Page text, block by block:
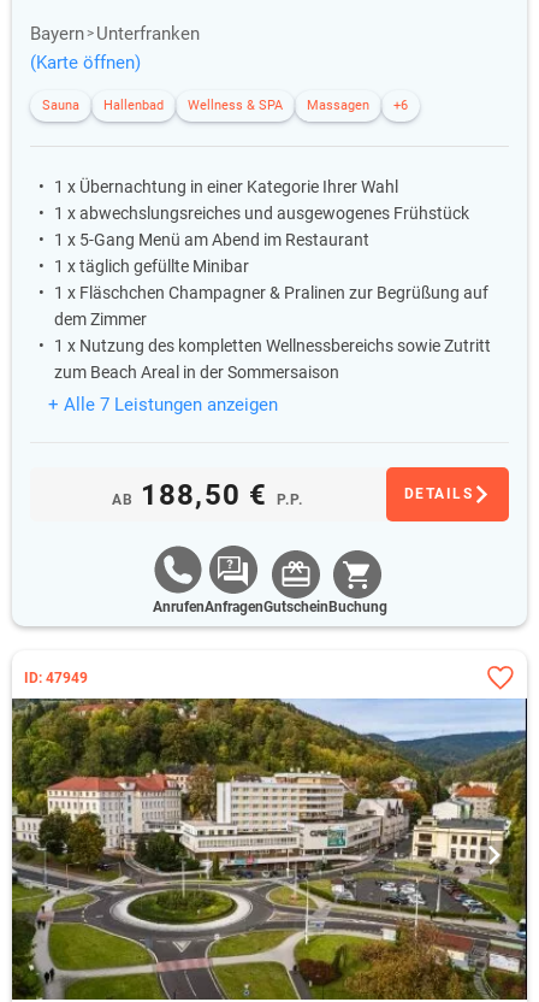
Bayern
Unterfranken
(Karte öffnen)
Sauna Hallenbad Wellness & SPA Massagen +6
1 x Übernachtung in einer Kategorie Ihrer Wahl
1 x abwechslungsreiches und ausgewogenes Frühstück
1 x 5-Gang Menü am Abend im Restaurant
1 x täglich gefüllte Minibar
1 x Fläschchen Champagner & Pralinen zur Begrüßung auf
dem Zimmer
1 x Nutzung des kompletten Wellnessbereichs sowie Zutritt
zum Beach Areal in der Sommersaison
+ Alle 7 Leistungen anzeigen
AB 188,50 € P.P. DETAILS
AnrufenAnfragenGutschein Buchung
ID: 47949